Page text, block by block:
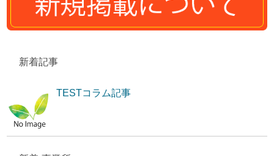
新着記事
TESTコラム記事